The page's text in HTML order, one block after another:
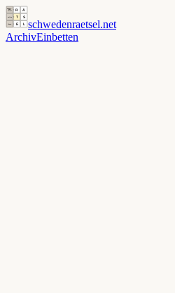
schwedenraetsel.net
ArchivEinbetten